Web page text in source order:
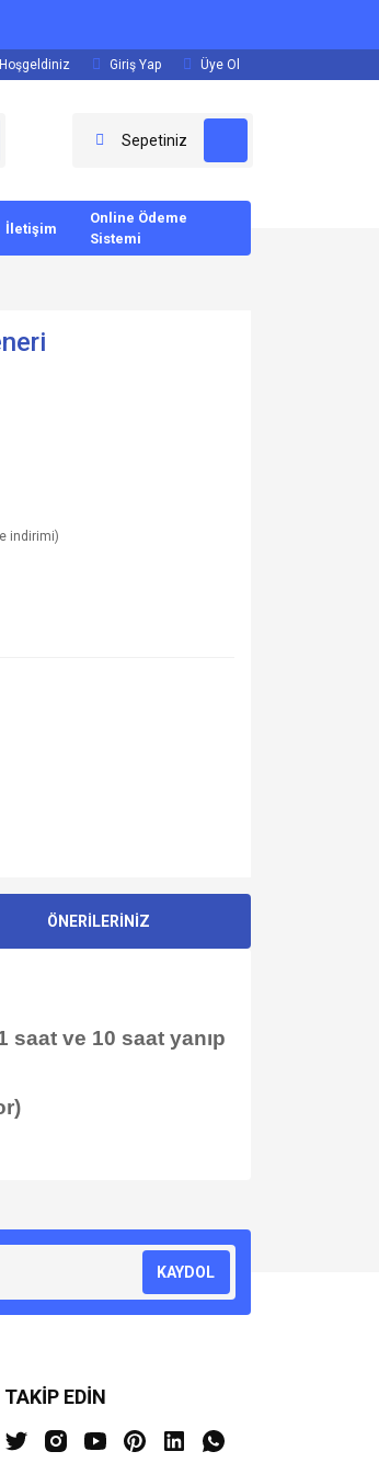
Hoşgeldiniz Giriş Yap Üye Ol
Sepetiniz
İletişim
Online Ödeme
Sistemi
indirimi)
ÖNERİLERİNİZ
saat ve 10 saat yanıp
KAYDOL
EDİN